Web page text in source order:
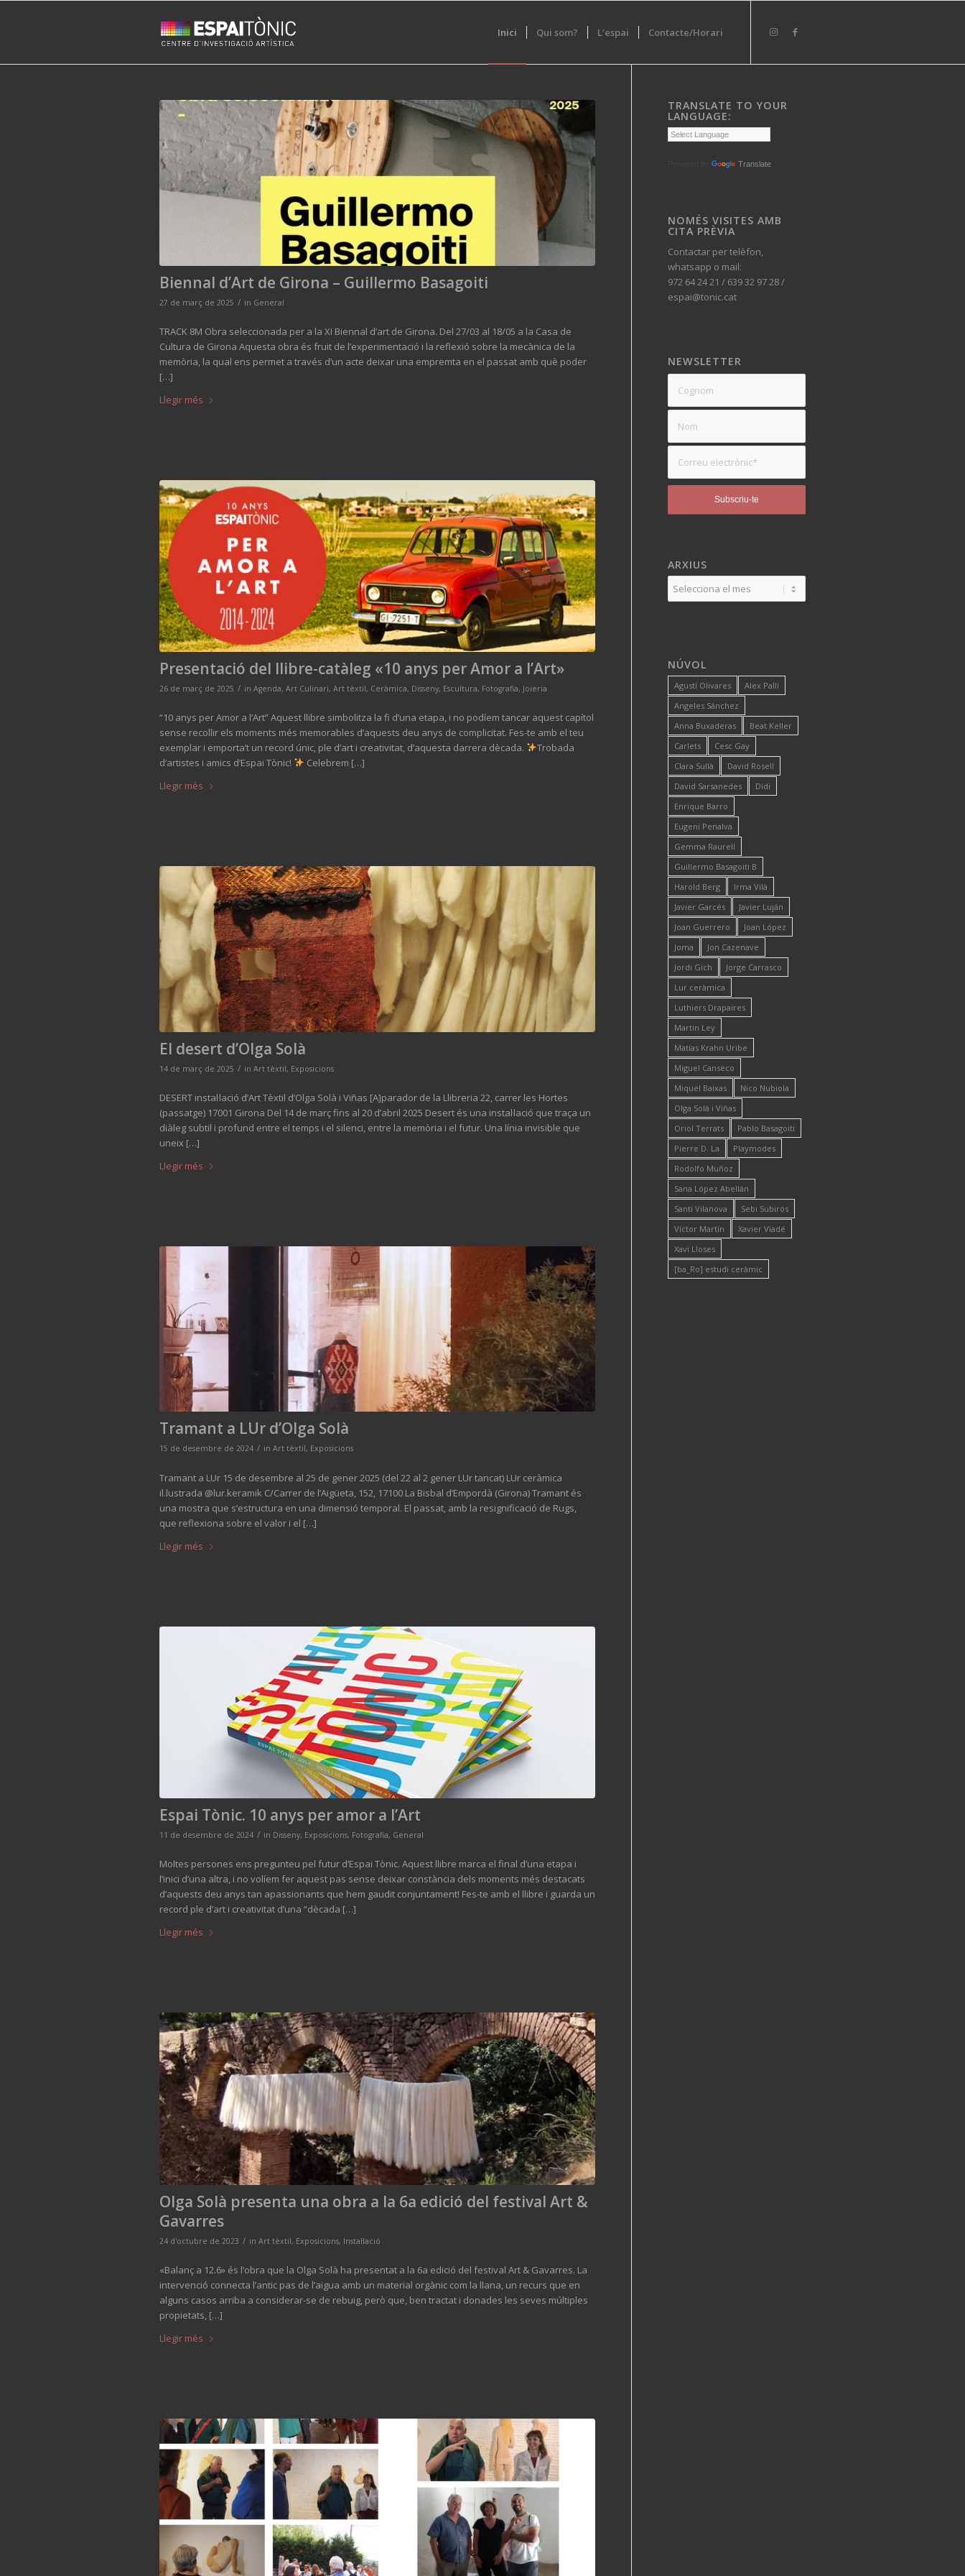
Inici Qui som? L’espai Contacte/Horari
Biennal d’Art de Girona – Guillermo Basagoiti
27 de març de 2025 / in General
TRACK 8M Obra seleccionada per a la XI Biennal d’art de Girona. Del 27/03 al 18/05 a la Casa de
Cultura de Girona Aquesta obra és fruit de l’experimentació i la reflexió sobre la mecànica de la
memòria, la qual ens permet a través d’un acte deixar una empremta en el passat amb què poder
[…]
Llegir més
Presentació del llibre-catàleg «10 anys per Amor a l’Art»
26 de març de 2025 / in Agenda, Art Culinari, Art tèxtil, Ceràmica, Disseny, Escultura, Fotografia, Joieria
“10 anys per Amor a l’Art” Aquest llibre simbolitza la fi d’una etapa, i no podíem tancar aquest capítol
sense recollir els moments més memorables d’aquests deu anys de complicitat. Fes-te amb el teu
exemplar i emporta’t un record únic, ple d’art i creativitat, d’aquesta darrera dècada.
Trobada
d’artistes i amics d’Espai Tònic!
Celebrem […]
Llegir més
El desert d’Olga Solà
14 de març de 2025 / in Art tèxtil, Exposicions
DESERT instal·lació d’Art Tèxtil d’Olga Solà i Viñas [A]parador de la Llibreria 22, carrer les Hortes
(passatge) 17001 Girona Del 14 de març fins al 20 d’abril 2025 Desert és una instal·lació que traça un
diàleg subtil i profund entre el temps i el silenci, entre la memòria i el futur. Una línia invisible que
uneix […]
Llegir més
Tramant a LUr d’Olga Solà
15 de desembre de 2024 / in Art tèxtil, Exposicions
Tramant a LUr 15 de desembre al 25 de gener 2025 (del 22 al 2 gener LUr tancat) LUr ceràmica
il.lustrada @lur.keramik C/Carrer de l’Aigüeta, 152, 17100 La Bisbal d’Empordà (Girona) Tramant és
una mostra que s’estructura en una dimensió temporal. El passat, amb la resignificació de Rugs,
que reflexiona sobre el valor i el […]
Llegir més
Espai Tònic. 10 anys per amor a l’Art
11 de desembre de 2024 / in Disseny, Exposicions, Fotografia, General
Moltes persones ens pregunteu pel futur d’Espai Tònic. Aquest llibre marca el final d’una etapa i
l’inici d’una altra, i no volíem fer aquest pas sense deixar constància dels moments més destacats
d’aquests deu anys tan apassionants que hem gaudit conjuntament! Fes-te amb el llibre i guarda un
record ple d’art i creativitat d’una “dècada […]
Llegir més
Olga Solà presenta una obra a la 6a edició del festival Art &
Gavarres
24 d'octubre de 2023 / in Art tèxtil, Exposicions, Instal·lació
«Balanç a 12.6» és l’obra que la Olga Solà ha presentat a la 6a edició del festival Art & Gavarres. La
intervenció connecta l’antic pas de l’aigua amb un material orgànic com la llana, un recurs que en
alguns casos arriba a considerar-se de rebuig, però que, ben tractat i donades les seves múltiples
propietats, […]
Llegir més
TRANSLATE TO YOUR
LANGUAGE:
Translate
NOMÉS VISITES AMB
CITA PRÈVIA
Contactar per telèfon,
whatsapp o mail:
972 64 24 21 / 639 32 97 28 /
espai@tonic.cat
NEWSLETTER
ARXIUS
NÚVOL
Agustí Olivares
Alex Pallí
Angeles Sánchez
Anna Buxaderas
Beat Keller
Carlets
Cesc Gay
Clara Sullà
David Rosell
David Sarsanedes
Didi
Enrique Barro
Eugeni Penalva
Gemma Raurell
Guillermo Basagoiti B
Harold Berg
Irma Vilà
Javier Garcés
Javier Luján
Joan Guerrero
Joan López
Joma
Jon Cazenave
Jordi Gich
Jorge Carrasco
Lur ceràmica
Luthiers Drapaires
Martin Ley
Matías Krahn Uribe
Miguel Canseco
Miquel Baixas
Nico Nubiola
Olga Solà i Viñas
Oriol Terrats
Pablo Basagoiti
Pierre D. La
Playmodes
Rodolfo Muñoz
Sana López Abellán
Santi Vilanova
Sebi Subirós
Víctor Martín
Xavier Viadé
Xavi Lloses
[ba_Ro] estudi ceràmic